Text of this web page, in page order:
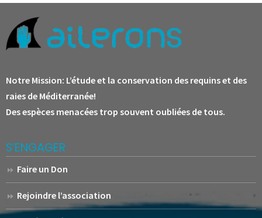
Notre Mission: L’étude et la conservation des requins et des
raies de Méditerranée!
Des espèces menacées trop souvent oubliées de tous.
S’ENGAGER
Faire un Don
Rejoindre l’association